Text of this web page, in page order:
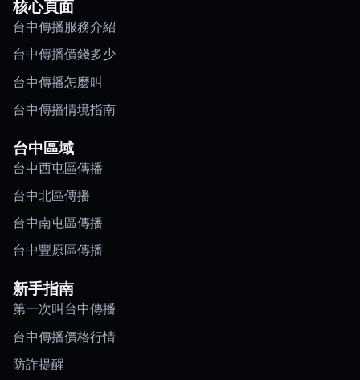
核心頁面
台中傳播服務介紹
台中傳播價錢多少
台中傳播怎麼叫
台中傳播情境指南
台中區域
台中西屯區傳播
台中北區傳播
台中南屯區傳播
台中豐原區傳播
新手指南
第一次叫台中傳播
台中傳播價格行情
防詐提醒